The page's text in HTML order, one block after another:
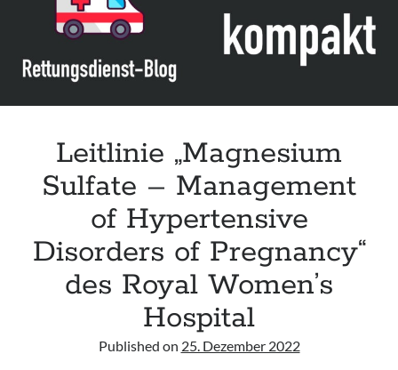
ASC/AIS
Leitlinie „Magnesium
Sulfate – Management
of Hypertensive
Disorders of Pregnancy“
des Royal Women’s
Hospital
Published on 25. Dezember 2022